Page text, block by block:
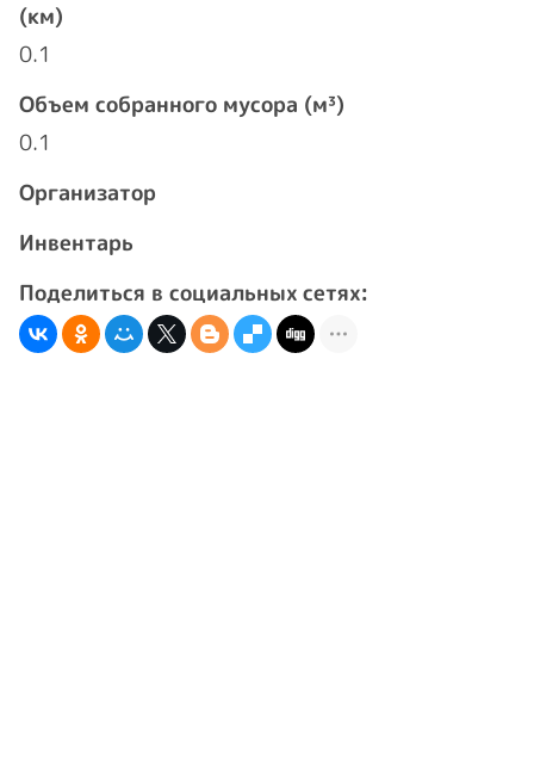
(км)
0.1
Объем собранного мусора (м³)
0.1
Организатор
Инвентарь
Поделиться в социальных сетях: